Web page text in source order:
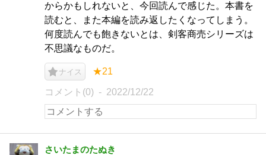
からかもしれないと、今回読んで感じた。本書を
読むと、また本編を読み返したくなってしまう。
何度読んでも飽きないとは、剣客商売シリーズは
不思議なものだ。
ナイス ★21
コメント(0) 2022/12/22
さいたまのたぬき